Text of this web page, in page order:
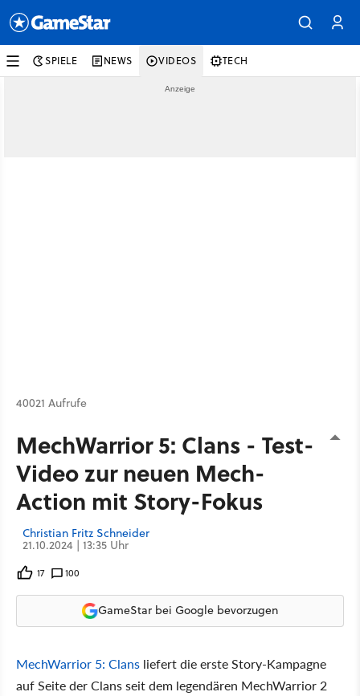
SPIELE NEWS VIDEOS TECH
40021 Aufrufe
MechWarrior 5: Clans - Test-
Video zur neuen Mech-
Action mit Story-Fokus
Christian Fritz Schneider
21.10.2024 | 13:35 Uhr
17 100
GameStar bei Google bevorzugen
MechWarrior 5: Clans liefert die erste Story-Kampagne
auf Seite der Clans seit dem legendären MechWarrior 2